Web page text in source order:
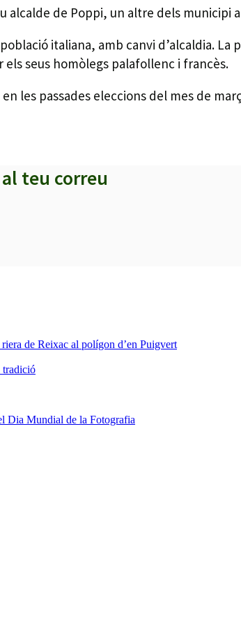
de Poppi, un altre dels municipi
italiana, amb canvi d’alcaldia.
els seus homòlegs palafollenc i francès.
les passades eleccions del mes de
teu correu
de Reixac al polígon d’en Puigvert
tradició
Dia Mundial de la Fotografia